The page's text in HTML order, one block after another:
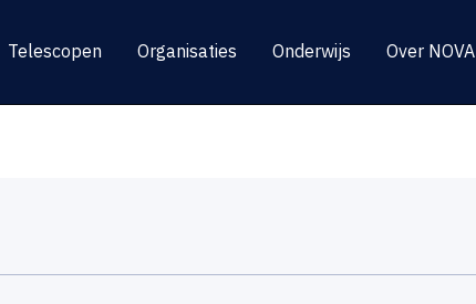
Telescopen Organisaties Onderwijs Over NOVA